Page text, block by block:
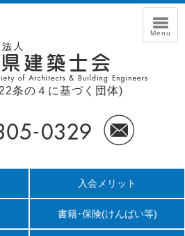
条の４に基づく団体)
入会メリット
書籍･保険(けんばい等)